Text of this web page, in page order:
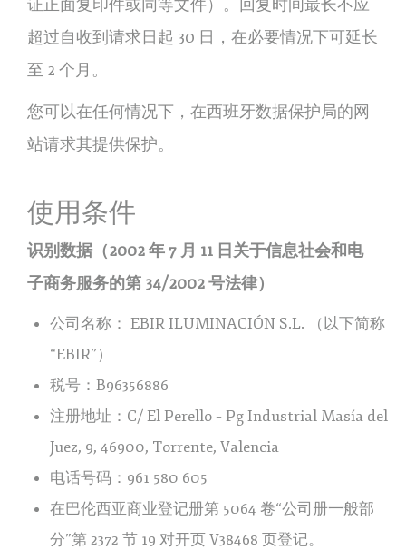
证正面复印件或同等文件）。回复时间最长不应
超过自收到请求日起 30 日，在必要情况下可延长
至 2 个月。
您可以在任何情况下，在西班牙数据保护局的网
站请求其提供保护。
使用条件
识别数据（2002 年 7 月 11 日关于信息社会和电
子商务服务的第 34/2002 号法律）
公司名称： EBIR ILUMINACIÓN S.L. （以下简称
“EBIR”）
税号：B96356886
注册地址：C/ El Perello – Pg Industrial Masía del
Juez, 9, 46900, Torrente, Valencia
电话号码：961 580 605
在巴伦西亚商业登记册第 5064 卷“公司册一般部
分”第 2372 节 19 对开页 V38468 页登记。